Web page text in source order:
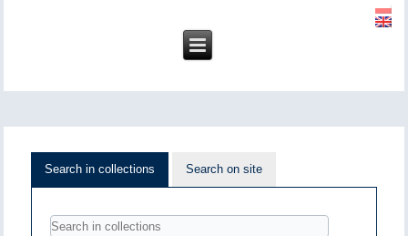
Search in collections Search on site